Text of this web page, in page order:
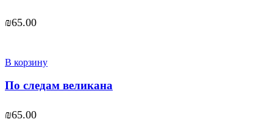
₪65.00
В корзину
По следам великана
₪65.00